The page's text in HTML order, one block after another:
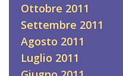
Ottobre 2011
Settembre 2011
Agosto 2011
Luglio 2011